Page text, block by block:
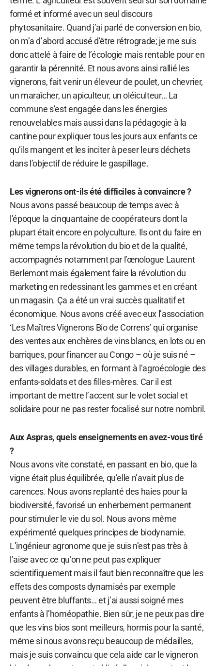
formé et informé avec un seul discours
phytosanitaire. Quand j’ai parlé de conversion en bio,
on m’a d’abord accusé d’être rétrograde; je me suis
donc attelé à faire de l’écologie mais rentable pour en
garantir la pérennité. Et nous avons ainsi rallié les
vignerons, fait venir un éleveur de poulet, un chevrier,
un maraîcher, un apiculteur, un oléiculteur… La
commune s’est engagée dans les énergies
renouvelables mais aussi dans la pédagogie à la
cantine pour expliquer tous les jours aux enfants ce
qu’ils mangent et les inciter à peser leurs déchets
dans l’objectif de réduire le gaspillage.
Les vignerons ont-ils été difficiles à convaincre ?
Nous avons passé beaucoup de temps avec à
l’époque la cinquantaine de coopérateurs dont la
plupart était encore en polyculture. Ils ont du faire en
même temps la révolution du bio et de la qualité,
accompagnés notamment par l’œnologue Laurent
Berlemont mais également faire la révolution du
marketing en redessinant les gammes et en créant
un magasin. Ça a été un vrai succès qualitatif et
économique. Nous avons créé avec eux l’association
‘Les Maîtres Vignerons Bio de Correns’ qui organise
des ventes aux enchères de vins blancs, en lots ou en
barriques, pour financer au Congo – où je suis né –
des villages durables, en formant à l’agroécologie des
enfants-soldats et des filles-mères. Car il est
important de mettre l’accent sur le volet social et
solidaire pour ne pas rester focalisé sur notre nombril.
Aux Aspras, quels enseignements en avez-vous tiré
?
Nous avons vite constaté, en passant en bio, que la
vigne était plus équilibrée, qu’elle n’avait plus de
carences. Nous avons replanté des haies pour la
biodiversité, favorisé un enherbement permanent
pour stimuler le vie du sol. Nous avons même
expérimenté quelques principes de biodynamie.
L’ingénieur agronome que je suis n’est pas très à
l’aise avec ce qu’on ne peut pas expliquer
scientifiquement mais il faut bien reconnaître que les
effets des composts dynamisés par exemple
peuvent être bluffants… et j’ai aussi soigné mes
enfants à l’homéopathie. Bien sûr, je ne peux pas dire
que les vins bios sont meilleurs, hormis pour la santé,
même si nous avons reçu beaucoup de médailles,
mais je suis convaincu que cela aide car le vigneron